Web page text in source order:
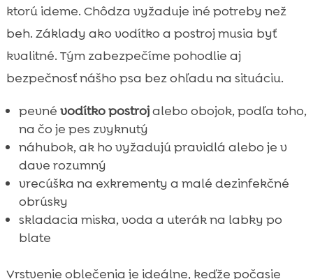
ktorú ideme. Chôdza vyžaduje iné potreby než
beh. Základy ako vodítko a postroj musia byť
kvalitné. Tým zabezpečíme pohodlie aj
bezpečnosť nášho psa bez ohľadu na situáciu.
pevné vodítko postrojalebo obojok, podľa toho,
na čo je pes zvyknutý
náhubok, ak ho vyžadujú pravidlá alebo je v
dave rozumný
vrecúška na exkrementy a malé dezinfekčné
obrúsky
skladacia miska, voda a uterák na labky po
blate
Vrstvenie oblečenia je ideálne, keďže počasie